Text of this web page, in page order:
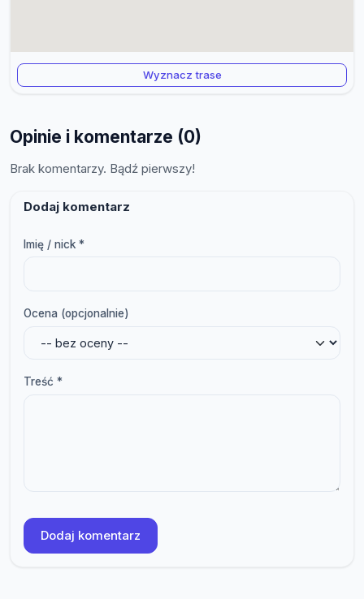
Wyznacz trase
Opinie i komentarze (0)
Brak komentarzy. Bądź pierwszy!
Dodaj komentarz
Imię / nick *
Ocena (opcjonalnie)
Treść *
Dodaj komentarz